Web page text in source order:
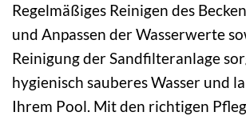
Regelmäßiges Reinigen des
und Anpassen der Wasserwerte
Reinigung der Sandfilteranlage
hygienisch sauberes Wasser und
Ihrem Pool. Mit den richtigen